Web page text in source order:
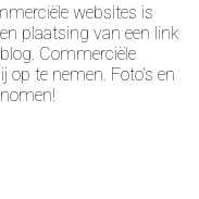
websites is
plaatsing van een link
Commerciële
te nemen. Foto’s en